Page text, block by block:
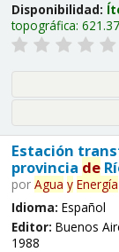
Disponibilidad:
topográfica:
Estación
provincia de
por Agua y Energía
Idioma: Español
Editor: Buenos
1988